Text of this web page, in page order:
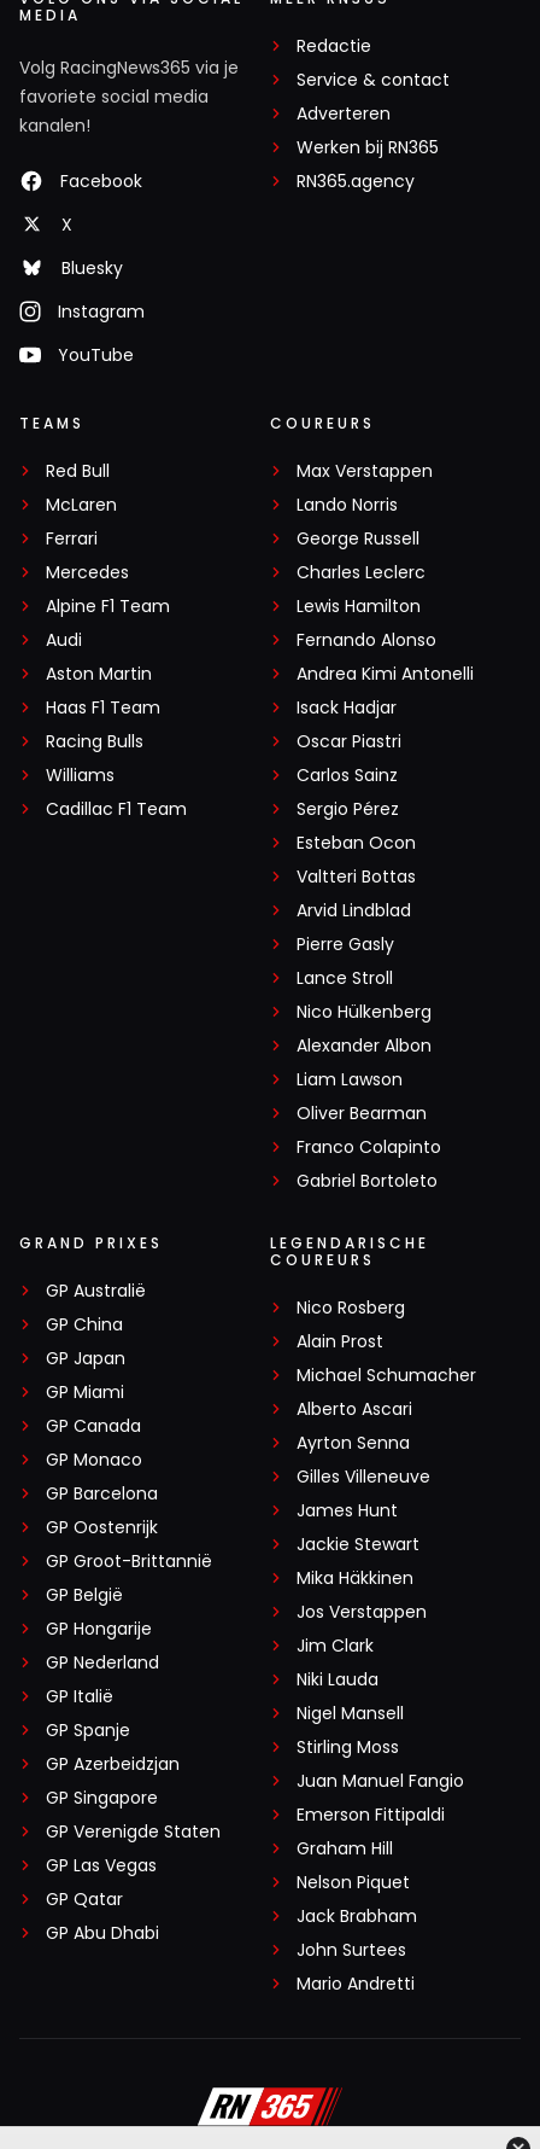
MEDIA
Volg RacingNews365 via je
favoriete social media
kanalen!
Facebook
X
Bluesky
Instagram
YouTube
Redactie
Service & contact
Adverteren
Werken bij RN365
RN365.agency
TEAMS
Red Bull
McLaren
Ferrari
Mercedes
Alpine F1 Team
Audi
Aston Martin
Haas F1 Team
Racing Bulls
Williams
Cadillac F1 Team
COUREURS
Max Verstappen
Lando Norris
George Russell
Charles Leclerc
Lewis Hamilton
Fernando Alonso
Andrea Kimi Antonelli
Isack Hadjar
Oscar Piastri
Carlos Sainz
Sergio Pérez
Esteban Ocon
Valtteri Bottas
Arvid Lindblad
Pierre Gasly
Lance Stroll
Nico Hülkenberg
Alexander Albon
Liam Lawson
Oliver Bearman
Franco Colapinto
Gabriel Bortoleto
GRAND PRIXES
GP Australië
GP China
GP Japan
GP Miami
GP Canada
GP Monaco
GP Barcelona
GP Oostenrijk
GP Groot-Brittannië
GP België
GP Hongarije
GP Nederland
GP Italië
GP Spanje
GP Azerbeidzjan
GP Singapore
GP Verenigde Staten
GP Las Vegas
GP Qatar
GP Abu Dhabi
LEGENDARISCHE
COUREURS
Nico Rosberg
Alain Prost
Michael Schumacher
Alberto Ascari
Ayrton Senna
Gilles Villeneuve
James Hunt
Jackie Stewart
Mika Häkkinen
Jos Verstappen
Jim Clark
Niki Lauda
Nigel Mansell
Stirling Moss
Juan Manuel Fangio
Emerson Fittipaldi
Graham Hill
Nelson Piquet
Jack Brabham
John Surtees
Mario Andretti